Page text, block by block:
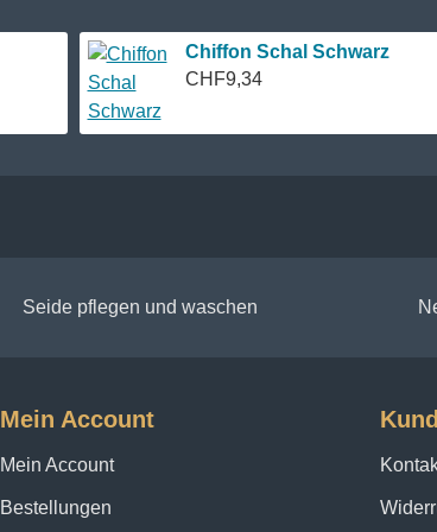
Chiffon Schal Schwarz
CHF9,34
Seide pflegen und waschen
Mein Account
Mein Account
Bestellungen